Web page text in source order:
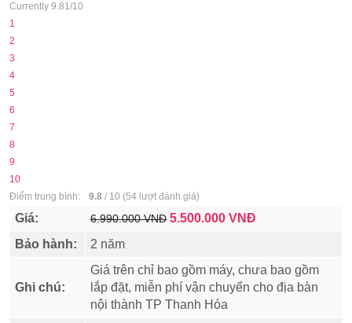
Currently 9.81/10
1
2
3
4
5
6
7
8
9
10
Điểm trung bình:
9.8 / 10 (54 lượt đánh giá)
Giá: 6.990.000 VNĐ 5.500.000 VNĐ
Bảo hành:
2 năm
Ghi chú:
Giá trên chỉ bao gồm máy, chưa bao gồm
lắp đặt, miễn phí vận chuyển cho địa bàn
nội thành TP Thanh Hóa